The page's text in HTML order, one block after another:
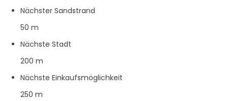
Nächster Sandstrand
50 m
Nächste Stadt
200 m
Nächste Einkaufsmöglichkeit
250 m